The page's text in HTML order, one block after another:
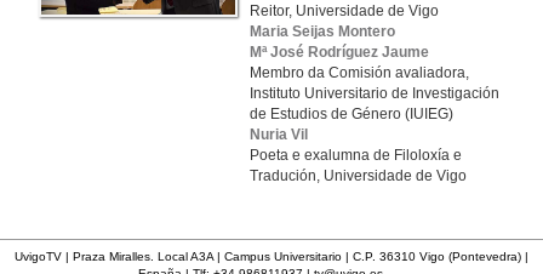
Reitor, Universidade de Vigo
Maria Seijas Montero
Mª José Rodríguez Jaume
Membro da Comisión avaliadora,
Instituto Universitario de Investigación
de Estudios de Género (IUIEG)
Nuria Vil
Poeta e exalumna de Filoloxía e
Tradución, Universidade de Vigo
UvigoTV | Praza Miralles. Local A3A | Campus Universitario | C.P. 36310 Vigo (Pontevedra) |